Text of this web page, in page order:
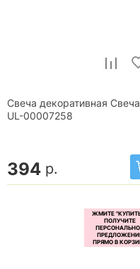
Свеча декоративная Свеча
UL-00007258
394 р.